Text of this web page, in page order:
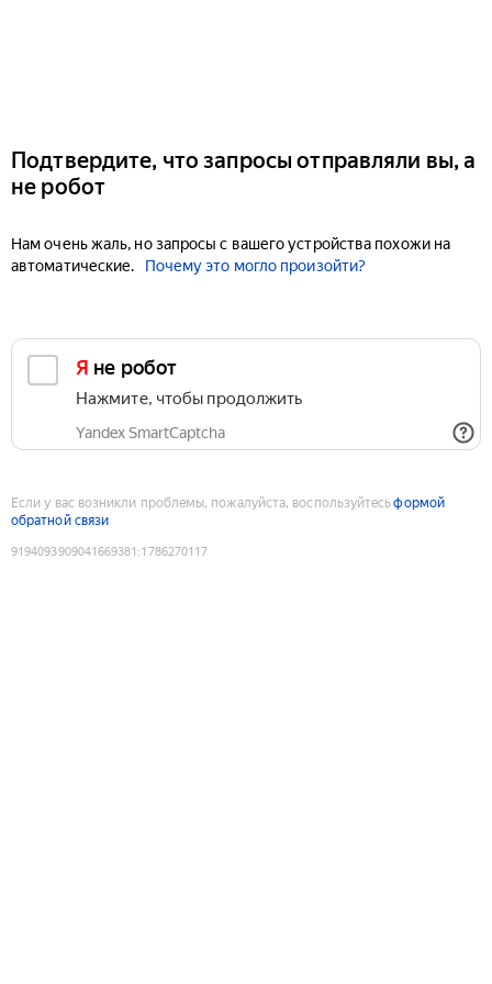
Подтвердите, что запросы отправляли вы, а
не робот
Нам очень жаль, но запросы с вашего устройства похожи на
автоматические.
Почему это могло произойти?
Я не робот
Нажмите, чтобы продолжить
Yandex SmartCaptcha
Если у вас возникли проблемы, пожалуйста, воспользуйтесьформой
обратной связи
9194093909041669381 :1786270117